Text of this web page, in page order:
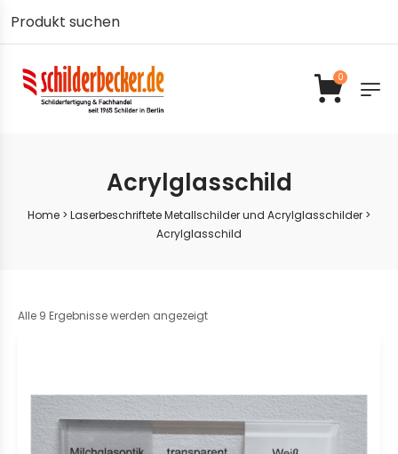
0
Acrylglasschild
Home > Laserbeschriftete Metallschilder und Acrylglasschilder >
Acrylglasschild
Alle 9 Ergebnisse werden angezeigt